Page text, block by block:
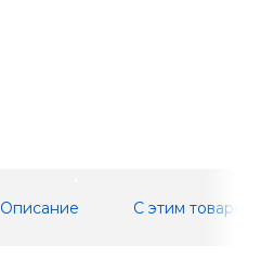
Описание С этим товаром